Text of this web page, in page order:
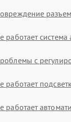
работает система
с
работает
работает